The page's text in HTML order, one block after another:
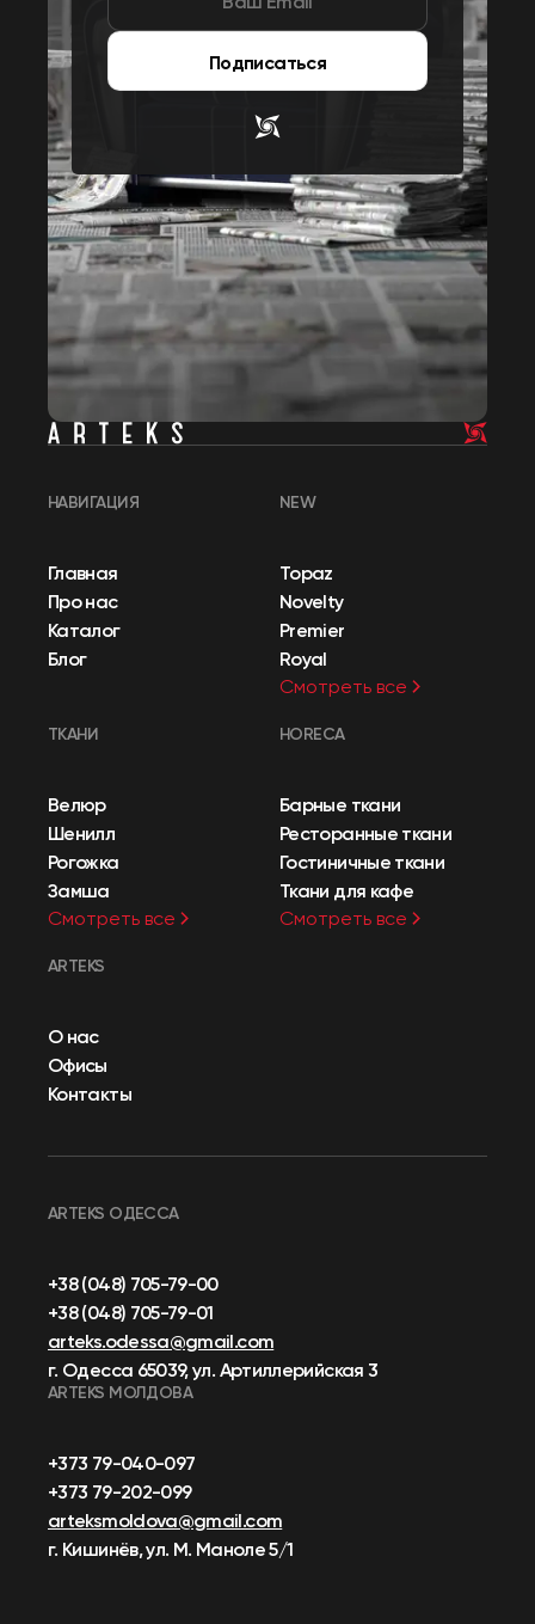
Подписаться
НАВИГАЦИЯ
Главная
Про нас
Каталог
Блог
NEW
Topaz
Novelty
Premier
Royal
Смотреть все
ТКАНИ
Велюр
Шенилл
Рогожка
Замша
Смотреть все
HORECA
Барные ткани
Ресторанные ткани
Гостиничные ткани
Ткани для кафе
Смотреть все
ARTEKS
О нас
Офисы
Контакты
ARTEKS ОДЕССА
+38 (048) 705-79-00
+38 (048) 705-79-01
arteks.odessa@gmail.com
г. Одесса 65039, ул. Артиллерийская 3
ARTEKS МОЛДОВА
+373 79-040-097
+373 79-202-099
arteksmoldova@gmail.com
г. Кишинёв, ул. М. Маноле 5/1